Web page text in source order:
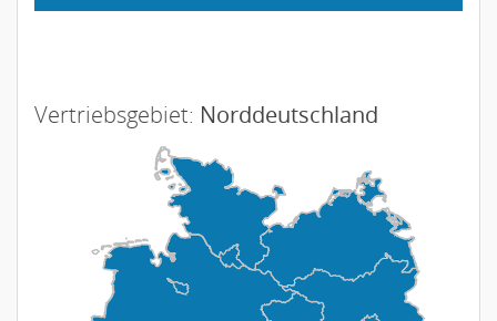
Vertriebsgebiet: Norddeutschland